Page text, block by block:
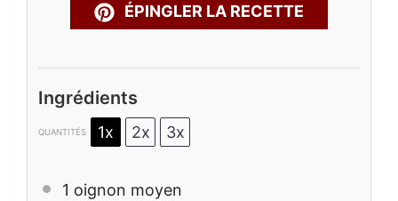
ÉPINGLER LA RECETTE
Ingrédients
QUANTITÉS 1x 2x 3x
1 oignon moyen